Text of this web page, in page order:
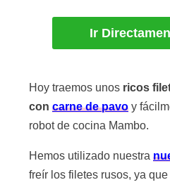
Ir
Hoy traemos unos ricos
con carne de pavo y
robot de cocina Mambo.
Hemos utilizado nuestra
freír los filetes rusos, ya